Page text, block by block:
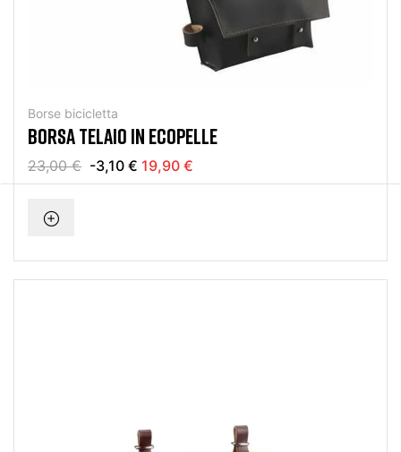
Borse bicicletta
BORSA TELAIO IN ECOPELLE
23,00 € -3,10 € 19,90 €